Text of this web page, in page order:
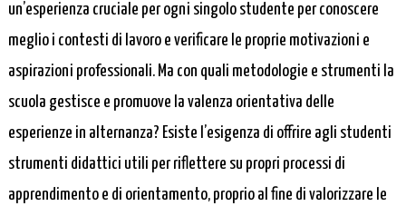
un’esperienza cruciale per ogni singolo studente per conoscere
meglio i contesti di lavoro e verificare le proprie motivazioni e
aspirazioni professionali. Ma con quali metodologie e strumenti la
scuola gestisce e promuove la valenza orientativa delle
esperienze in alternanza? Esiste l’esigenza di offrire agli studenti
strumenti didattici utili per riflettere su propri processi di
apprendimento e di orientamento, proprio al fine di valorizzare le